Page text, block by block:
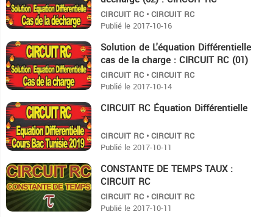
CIRCUIT RC • CIRCUIT RC
Publié le 2017-10-16
15 Solution de L'équation Différentielle
cas de la charge : CIRCUIT RC (01)
CIRCUIT RC • CIRCUIT RC
Publié le 2017-10-14
26:3 CIRCUIT RC Équation Différentielle
CIRCUIT RC • CIRCUIT RC
Publié le 2017-10-11
4:57 CONSTANTE DE TEMPS TAUX :
CIRCUIT RC
CIRCUIT RC • CIRCUIT RC
Publié le 2017-10-11